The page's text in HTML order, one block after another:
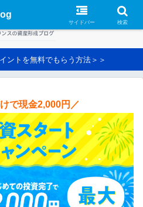
ントを無料でもらう方法＞＞
で現金2,000円／
サイドバー 検索